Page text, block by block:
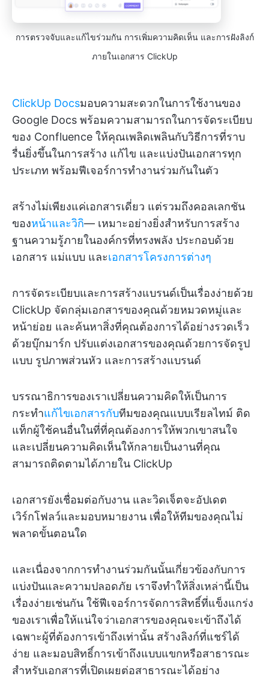
การตรวจจับและแก้ไขร่วมกัน การเพิ่มความคิดเห็น และการฝังลิงก์
ภายในเอกสาร ClickUp
ClickUp Docsมอบความสะดวกในการใช้งานของ
Google Docs พร้อมความสามารถในการจัดระเบียบ
ของ Confluence ให้คุณเพลิดเพลินกับวิธีการที่ราบ
รื่นยิ่งขึ้นในการสร้าง แก้ไข และแบ่งปันเอกสารทุก
ประเภท พร้อมฟีเจอร์การทำงานร่วมกันในตัว
สร้างไม่เพียงแค่เอกสารเดี่ยว แต่รวมถึงคอลเลกชัน
ของหน้าและวิกิ— เหมาะอย่างยิ่งสำหรับการสร้าง
ฐานความรู้ภายในองค์กรที่ทรงพลัง ประกอบด้วย
เอกสาร แม่แบบ และเอกสารโครงการต่างๆ
การจัดระเบียบและการสร้างแบรนด์เป็นเรื่องง่ายด้วย
ClickUp จัดกลุ่มเอกสารของคุณด้วยหมวดหมู่และ
หน้าย่อย และค้นหาสิ่งที่คุณต้องการได้อย่างรวดเร็ว
ด้วยบุ๊กมาร์ก ปรับแต่งเอกสารของคุณด้วยการจัดรูป
แบบ รูปภาพส่วนหัว และการสร้างแบรนด์
บรรณาธิการของเราเปลี่ยนความคิดให้เป็นการ
กระทำแก้ไขเอกสารกับทีมของคุณแบบเรียลไทม์ ติด
แท็กผู้ใช้คนอื่นในที่ที่คุณต้องการให้พวกเขาสนใจ
และเปลี่ยนความคิดเห็นให้กลายเป็นงานที่คุณ
สามารถติดตามได้ภายใน ClickUp
เอกสารยังเชื่อมต่อกับงาน และวิดเจ็ตจะอัปเดต
เวิร์กโฟลว์และมอบหมายงาน เพื่อให้ทีมของคุณไม่
พลาดขั้นตอนใด
และเนื่องจากการทำงานร่วมกันนั้นเกี่ยวข้องกับการ
แบ่งปันและความปลอดภัย เราจึงทำให้สิ่งเหล่านี้เป็น
เรื่องง่ายเช่นกัน ใช้ฟีเจอร์การจัดการสิทธิ์ที่แข็งแกร่ง
ของเราเพื่อให้แน่ใจว่าเอกสารของคุณจะเข้าถึงได้
เฉพาะผู้ที่ต้องการเข้าถึงเท่านั้น สร้างลิงก์ที่แชร์ได้
ง่าย และมอบสิทธิ์การเข้าถึงแบบแขกหรือสาธารณะ
สำหรับเอกสารที่เปิดเผยต่อสาธารณะได้อย่าง